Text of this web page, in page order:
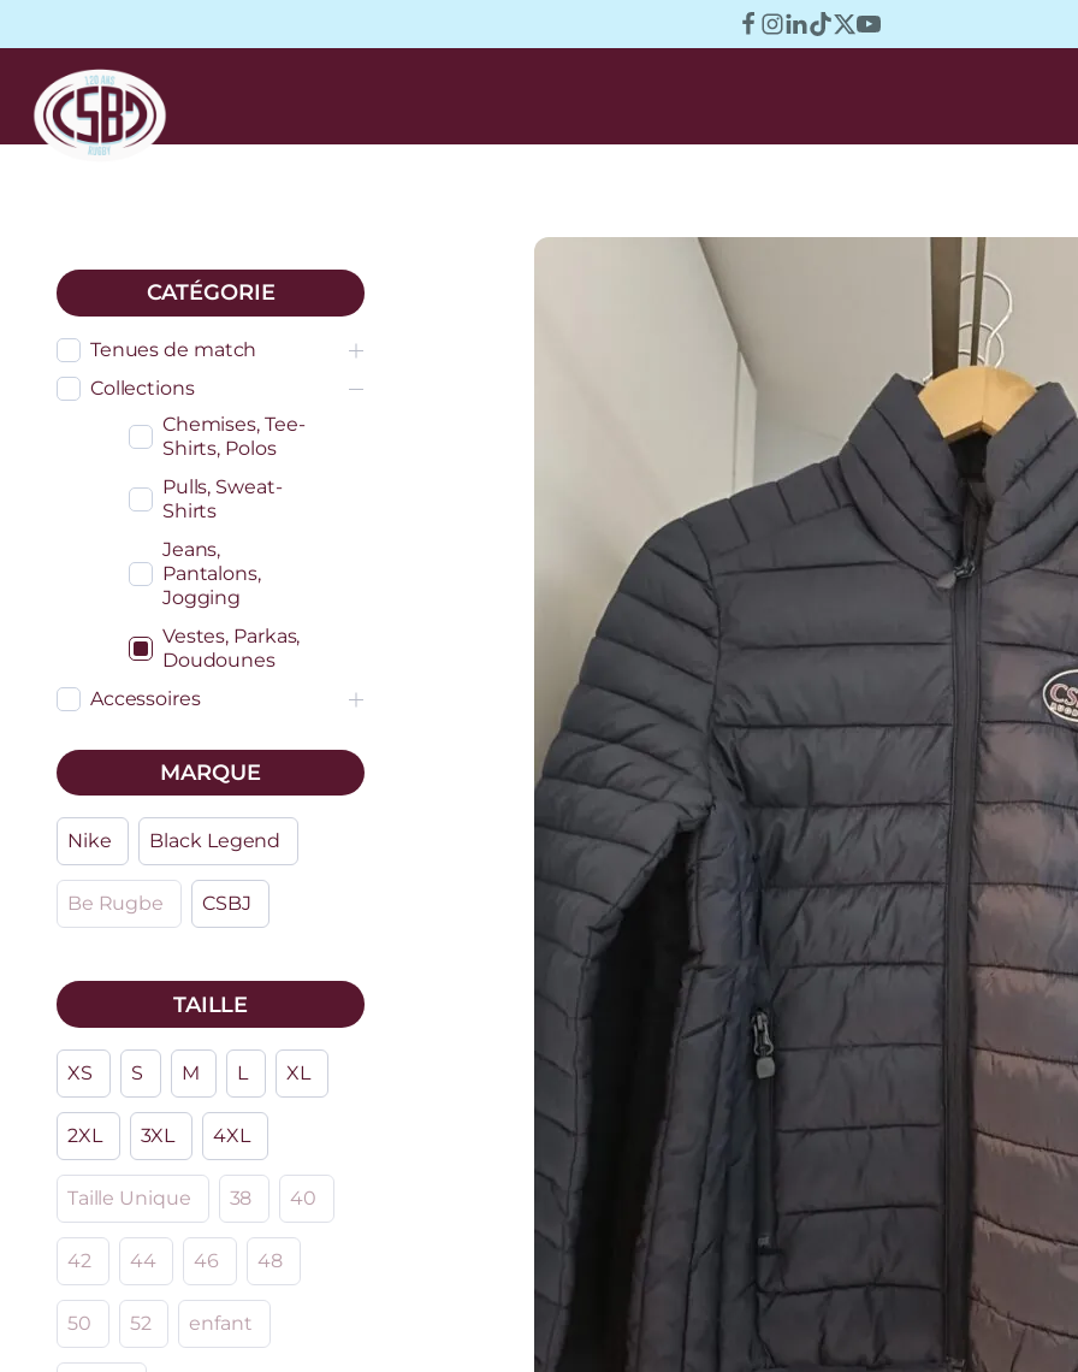
CATÉGORIE
Tenues de match
Collections
Chemises, Tee-
Shirts, Polos
Pulls, Sweat-
Shirts
Jeans,
Pantalons,
Jogging
Vestes, Parkas,
Doudounes
Accessoires
MARQUE
Nike Black Legend
Be Rugbe CSBJ
TAILLE
XS S M L XL
2XL 3XL 4XL
Taille Unique 38 40
42 44 46 48
50 52 enfant